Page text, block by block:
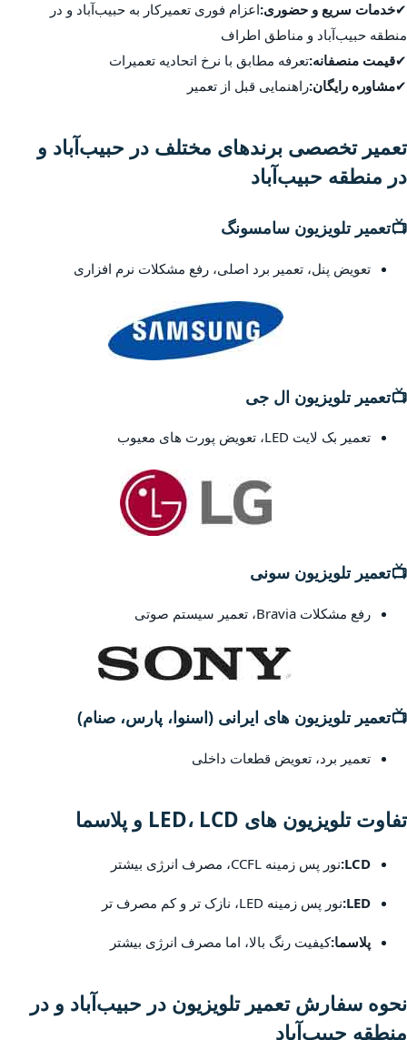
✔خدمات سریع و حضوری:اعزام فوری تعمیرکار به حبیب‌آباد و در
منطقه حبیب‌آباد و مناطق اطراف
✔قیمت منصفانه:تعرفه مطابق با نرخ اتحادیه تعمیرات
✔مشاوره رایگان:راهنمایی قبل از تعمیر
تعمیر تخصصی برندهای مختلف در حبیب‌آباد و
در منطقه حبیب‌آباد
📺تعمیر تلویزیون سامسونگ
تعویض پنل، تعمیر برد اصلی، رفع مشکلات نرم افزاری
📺تعمیر تلویزیون ال جی
تعمیر بک لایت LED، تعویض پورت های معیوب
📺تعمیر تلویزیون سونی
رفع مشکلات Bravia، تعمیر سیستم صوتی
📺تعمیر تلویزیون های ایرانی (اسنوا، پارس، صنام)
تعمیر برد، تعویض قطعات داخلی
تفاوت تلویزیون های LED، LCD و پلاسما
LCD: نور پس زمینه CCFL، مصرف انرژی بیشتر
LED: نور پس زمینه LED، نازک تر و کم مصرف تر
پلاسما:کیفیت رنگ بالا، اما مصرف انرژی بیشتر
نحوه سفارش تعمیر تلویزیون در حبیب‌آباد و در
منطقه حبیب‌آباد